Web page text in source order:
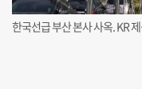
한국선급 부산 본사 사옥. KR